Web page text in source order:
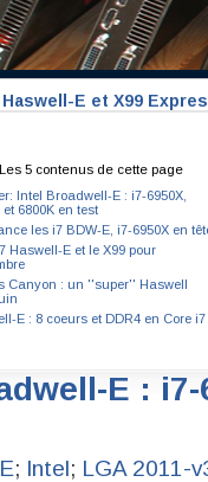
E et X99
Les 5 contenus de cette page
Intel Broadwell-E : i7-6950X,
et 6800K en test
les i7 BDW-E, i7-6950X en
Haswell-E et le X99 pour
Canyon : un ''super'' Haswell
E : 8 coeurs et DDR4 en Core i7
E : i7-
; Intel; LGA 2011-